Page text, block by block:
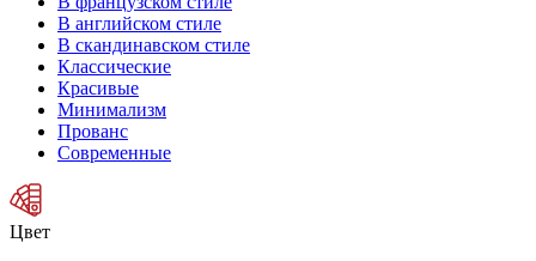
В английском стиле
В скандинавском стиле
Классические
Красивые
Минимализм
Прованс
Современные
Цвет